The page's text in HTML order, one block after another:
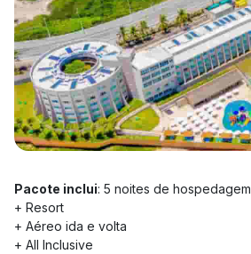
Pacote inclui: 5 noites de hospedagem
+ Resort
+ Aéreo ida e volta
+ All Inclusive